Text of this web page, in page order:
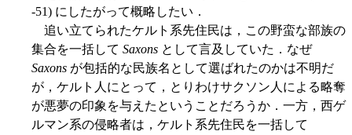
-51) にしたがって概略したい．
追い立てられたケルト系先住民は，この野蛮な部族の
集合を一括して Saxons として言及していた．なぜ
Saxons が包括的な民族名として選ばれたのかは不明だ
が，ケルト人にとって，とりわけサクソン人による略奪
が悪夢の印象を与えたということだろうか．一方，西ゲ
ルマン系の侵略者は，ケルト系先住民を一括して